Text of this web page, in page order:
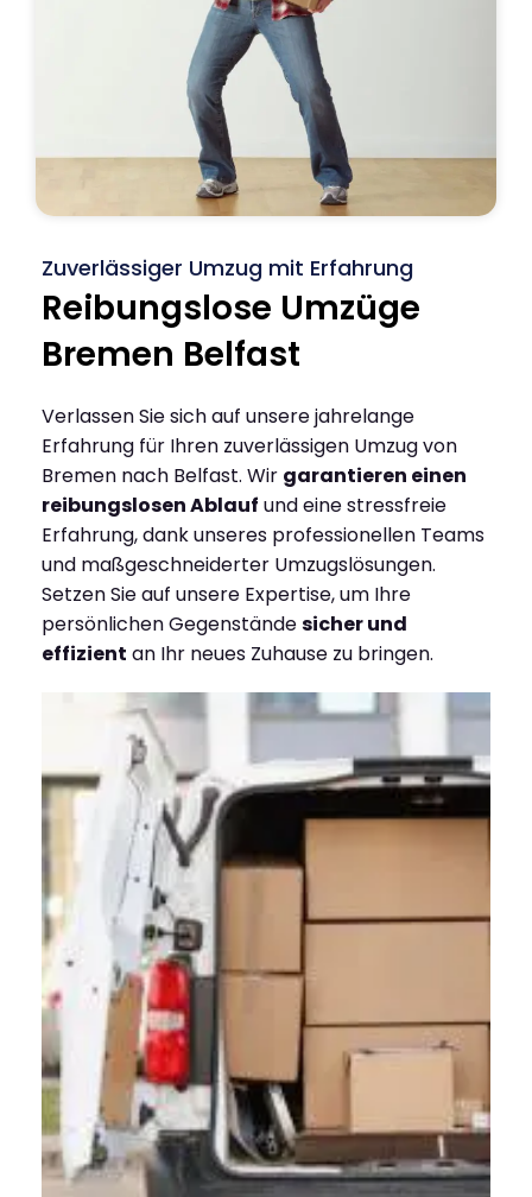
Zuverlässiger Umzug mit Erfahrung
Reibungslose Umzüge
Bremen Belfast
Verlassen Sie sich auf unsere jahrelange
Erfahrung für Ihren zuverlässigen Umzug von
Bremen nach Belfast. Wir garantieren einen
reibungslosen Ablauf und eine stressfreie
Erfahrung, dank unseres professionellen Teams
und maßgeschneiderter Umzugslösungen.
Setzen Sie auf unsere Expertise, um Ihre
persönlichen Gegenständesicher und
effizient an Ihr neues Zuhause zu bringen.